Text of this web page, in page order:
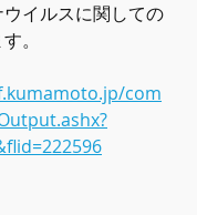
イルスに関しての
。
com